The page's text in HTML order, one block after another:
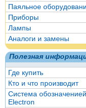
Паяльное
Приборы
Лампы
Аналоги и замены
Полезная
Где купить
Кто и что производит
Система
Electron